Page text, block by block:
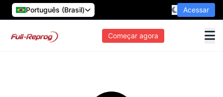
Português (Brasil) Acessar
Começar agora